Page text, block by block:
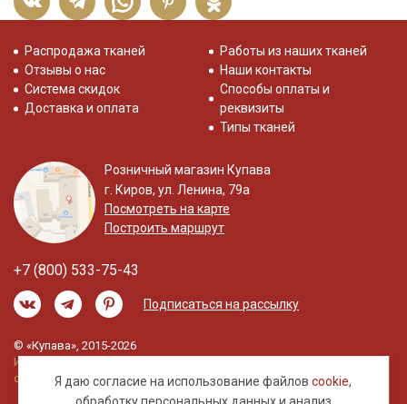
Я даю согласие на использование файловcookie,
Распродажа тканей
Отзывы о нас
Система скидок
Доставка и оплата
Работы из наших тканей
Наши контакты
Способы оплаты и
реквизиты
Типы тканей
Розничный магазин Купава
г. Киров, ул. Ленина, 79а
Посмотреть на карте
Построить маршрут
+7 (800) 533-75-43
Подписаться на рассылку
© «Купава», 2015-2026
Информация на сайте не является публичной
офертой.